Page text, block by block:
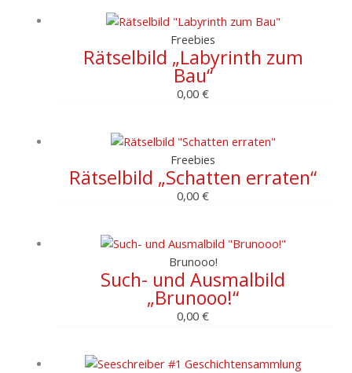
Freebies
Rätselbild „Labyrinth zum
Bau“
0,00€
Freebies
Rätselbild „Schatten erraten“
0,00€
Brunooo!
Such- und Ausmalbild
„Brunooo!“
0,00€